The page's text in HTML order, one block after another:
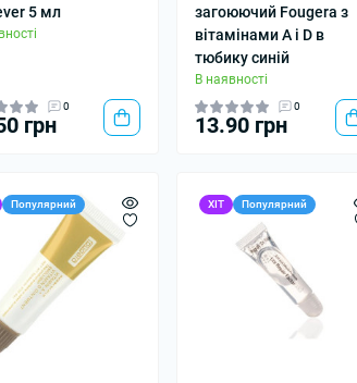
5 мл
0
грн
загоюючий Fougera з
вітамінами A і D в
тюбику синій
В наявності
0
13.90 грн
Популярний ХІТ Популярний